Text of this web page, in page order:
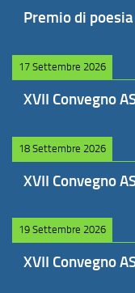
Premio di
17 Settembre 2026
XVII Convegno
18 Settembre 2026
XVII Convegno
19 Settembre 2026
XVII Convegno